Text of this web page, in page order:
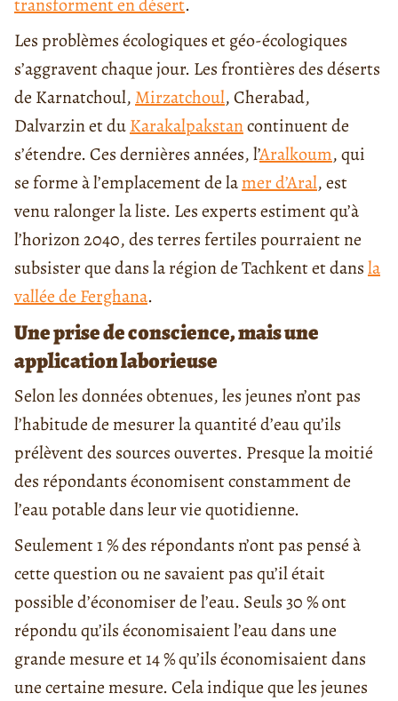
transforment en désert.
Les problèmes écologiques et géo-écologiques
s’aggravent chaque jour. Les frontières des déserts
de Karnatchoul, Mirzatchoul, Cherabad,
Dalvarzin et duKarakalpakstancontinuent de
s’étendre. Ces dernières années, l’Aralkoum, qui
se forme à l’emplacement de lamer d’Aral, est
venu ralonger la liste. Les experts estiment qu’à
l’horizon 2040, des terres fertiles pourraient ne
subsister que dans la région de Tachkent et dansla
vallée de Ferghana.
Une prise de conscience, mais une
application laborieuse
Selon les données obtenues, les jeunes n’ont pas
l’habitude de mesurer la quantité d’eau qu’ils
prélèvent des sources ouvertes. Presque la moitié
des répondants économisent constamment de
l’eau potable dans leur vie quotidienne.
Seulement 1 % des répondants n’ont pas pensé à
cette question ou ne savaient pas qu’il était
possible d’économiser de l’eau. Seuls 30 % ont
répondu qu’ils économisaient l’eau dans une
grande mesure et 14 % qu’ils économisaient dans
une certaine mesure. Cela indique que les jeunes